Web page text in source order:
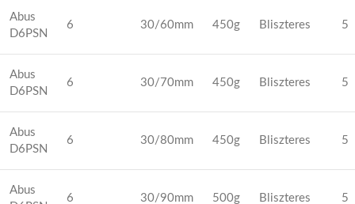
Abus
D6PSN
6 30/60mm 450g Bliszteres 5
Abus
D6PSN
6 30/70mm 450g Bliszteres 5
Abus
D6PSN
6 30/80mm 450g Bliszteres 5
Abus
6 30/90mm 500g Bliszteres 5